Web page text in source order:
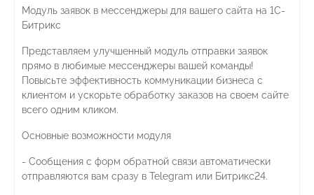
Модуль заявок в мессенджеры для вашего сайта на 1С-
Битрикс
Представляем улучшенный модуль отправки заявок
прямо в любимые мессенджеры вашей команды!
Повысьте эффективность коммуникации бизнеса с
клиентом и ускорьте обработку заказов на своем сайте
всего одним кликом.
Основные возможности модуля
- Сообщения с форм обратной связи автоматически
отправляются вам сразу в Telegram или Битрикс24.